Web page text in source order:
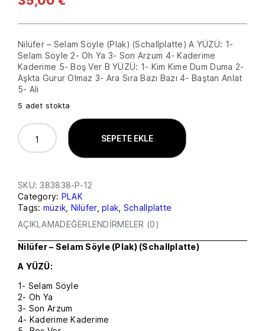
Nilüfer – Selam Söyle (Plak) (Schallplatte) A YÜZÜ: 1-
Selam Söyle 2- Oh Ya 3- Son Arzum 4- Kaderime
Kaderime 5- Boş Ver B YÜZÜ: 1- Kim Kime Dum Duma 2-
Aşkta Gurur Olmaz 3- Ara Sıra Bazı Bazı 4- Baştan Anlat
5- Ali
5 adet stokta
N
L
R
–
S
E
L
M
S
Ö
Y
E
(
P
L
A
SEPETE EKLE
SKU: 383838-P-12
Category: PLAK
Tags: müzik Nilüfer, plak Schallplatte
AÇIKLAMADEĞERLENDIRMELER (0)
Nilüfer – Selam Söyle (Plak) (Schallplatte)
A YÜZÜ:
1- Selam Söyle
2- Oh Ya
3- Son Arzum
4- Kaderime Kaderime